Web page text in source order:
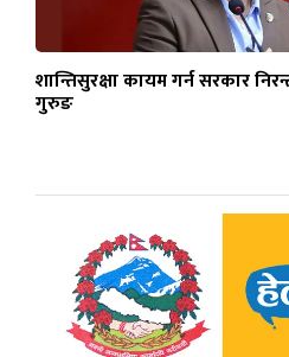
शान्तिसुरक्षा कायम गर्न सरकार
गुरुङ